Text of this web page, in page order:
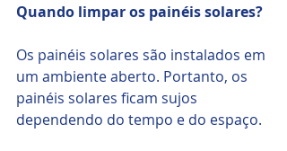
Quando limpar os painéis solares?
Os painéis solares são instalados em
um ambiente aberto. Portanto, os
painéis solares ficam sujos
dependendo do tempo e do espaço.